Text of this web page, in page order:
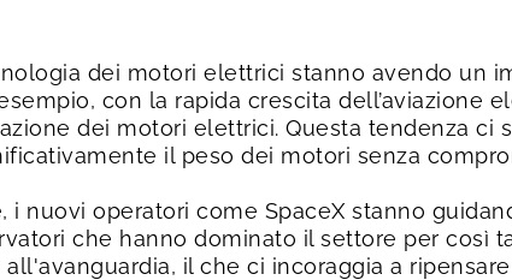
dei motori elettrici stanno avendo un
con la rapida crescita dell’aviazione
dei motori elettrici. Questa tendenza ci
il peso dei motori senza
i nuovi operatori come SpaceX stanno
che hanno dominato il settore per così
il che ci incoraggia a